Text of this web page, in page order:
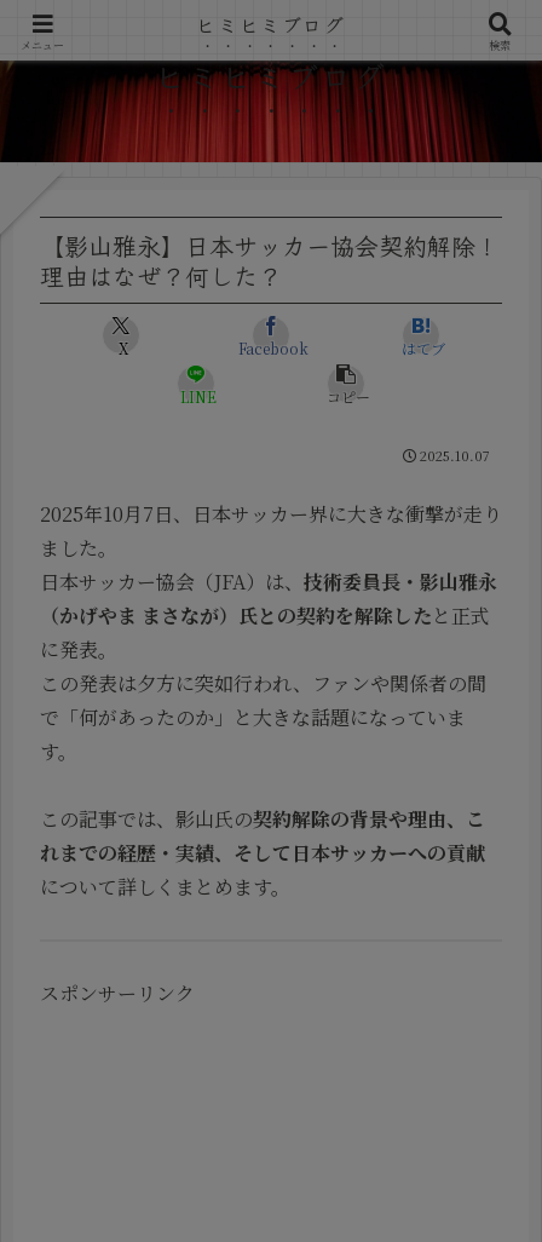
ヒミヒミブログ
【影山雅永】日本サッカー協会契約解除！
理由はなぜ？何した？
X Facebook はてブ
LINE コピー
2025.10.07
2025年10月7日、日本サッカー界に大きな衝撃が走り
ました。
日本サッカー協会（JFA）は、 技術委員長・影山雅永
（かげやま まさなが）氏との契約を解除したと正式
に発表。
この発表は夕方に突如行われ、ファンや関係者の間
で「何があったのか」と大きな話題になっていま
す。
この記事では、影山氏の契約解除の背景や理由、こ
れまでの経歴・実績、そして日本サッカーへの貢献
について詳しくまとめます。
スポンサーリンク
メニュー
ヒミヒミブログ
検索